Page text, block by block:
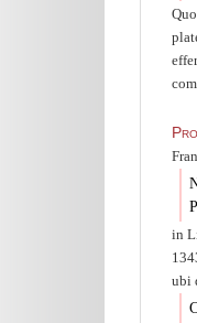
in
ubi